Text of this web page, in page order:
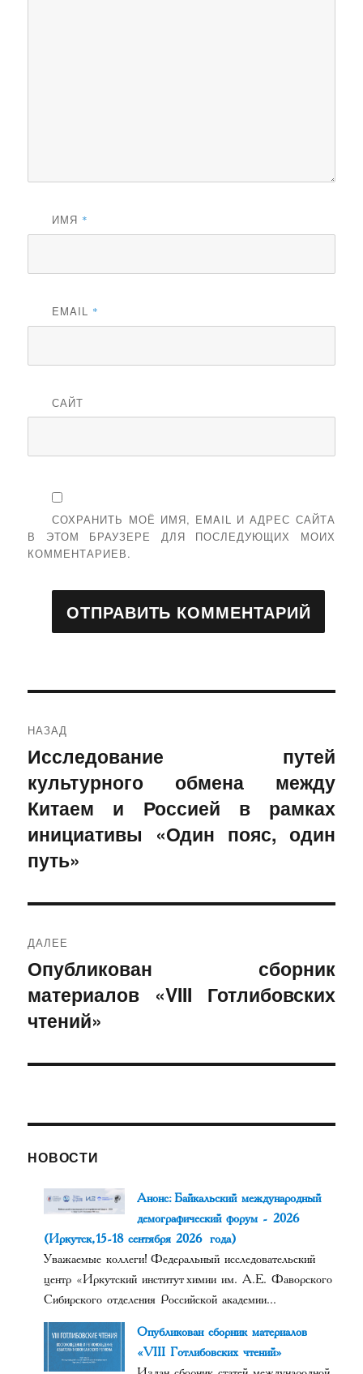
ИМЯ *
EMAIL *
САЙТ
СОХРАНИТЬ МОЁ ИМЯ, EMAIL И АДРЕС САЙТА
В ЭТОМ БРАУЗЕРЕ ДЛЯ ПОСЛЕДУЮЩИХ МОИХ
КОММЕНТАРИЕВ.
по
записям
НАЗАД
Предыдущая
запись:
Исследование путей
культурного обмена между
Китаем и Россией в рамках
инициативы «Один пояс, один
путь»
ДАЛЕЕ
Следующая
запись:
Опубликован сборник
материалов «VIII Готлибовских
чтений»
НОВОСТИ
Анонс: Байкальский международный
демографический форум - 2026
(Иркутск, 15-18 сентября 2026 года)
Уважаемые коллеги! Федеральный исследовательский
центр «Иркутский институт химии им. А.Е. Фаворского
Сибирского отделения Российской академии...
Опубликован сборник материалов
«VIII Готлибовских чтений»